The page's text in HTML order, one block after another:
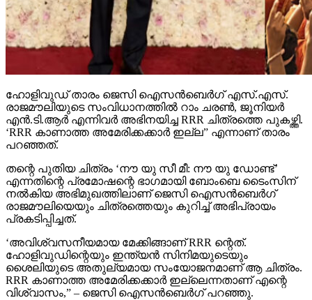
ഹോളിവുഡ് താരം ജെസി ഐസന്‍ബെര്‍ഗ് എസ്.എസ്.
രാജമൗലിയുടെ സംവിധാനത്തില്‍ റാം ചരണ്‍, ജൂനിയര്‍
എന്‍.ടി.ആര്‍ എന്നിവര്‍ അഭിനയിച്ച RRR ചിത്രത്തെ പുകഴ്ത്തി.
‘RRR കാണാത്ത അമേരിക്കക്കാര്‍ ഇല്ല” എന്നാണ് താരം
പറഞ്ഞത്.
തന്റെ പുതിയ ചിത്രം ‘നൗ യു സീ മീ: നൗ യു ഡോണ്ട്’
എന്നതിന്റെ പ്രമോഷന്റെ ഭാഗമായി ബോംബെ ടൈംസിന്
നല്‍കിയ അഭിമുഖത്തിലാണ് ജെസി ഐസന്‍ബെര്‍ഗ്
രാജമൗലിയെയും ചിത്രത്തെയും കുറിച്ച് അഭിപ്രായം
പ്രകടിപ്പിച്ചത്.
‘അവിശ്വസനീയമായ മേക്കിങ്ങാണ് RRR ന്റെത്.
ഹോളിവുഡിന്റെയും ഇന്ത്യന്‍ സിനിമയുടെയും
ശൈലിയുടെ അതുല്യമായ സംയോജനമാണ് ആ ചിത്രം.
RRR കാണാത്ത അമേരിക്കക്കാര്‍ ഇല്ലെന്നതാണ് എന്റെ
വിശ്വാസം,” – ജെസി ഐസന്‍ബെര്‍ഗ് പറഞ്ഞു.